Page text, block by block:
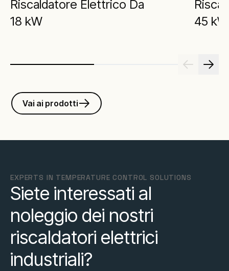
Riscaldatore Elettrico Da
18 kW
45 kW
Vai ai prodotti
EXPERTS IN TEMPERATURE CONTROL SOLUTIONS
Siete interessati al
noleggio dei nostri
riscaldatori elettrici
industriali?